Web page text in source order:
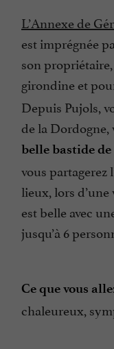
L’Annexe de
est imprégnée
son
girondine et
Depuis Pujols,
de la
belle bastide
vous partagerez
lieux, lors
est belle avec
jusqu’à 6
Ce que vous
chaleureux,